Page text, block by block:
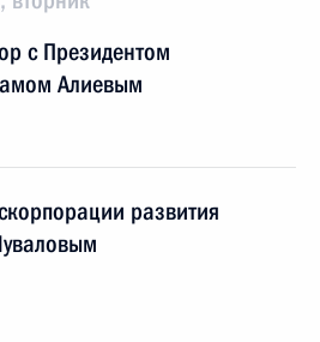
с Президентом
Алиевым
развития